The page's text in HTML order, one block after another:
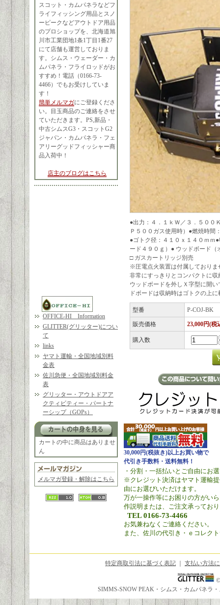
スコット・カムパネラなどフ
ライフィッシング用品とスノ
ーピークなどアウトドア用品
のプロショップを、北海道旭
川市工業団地1条1丁目1番27
にて店舗も運営しておりま
す。シムス・ウェーダー・カ
ムパネラ・フライロッドがお
すすめ！電話（0166-73-
4466）でもお受けしていま
す！
簡単メルマガにご登録くださ
い。目玉商品のご連絡をさせ
ていただきます。PS,新品・
中古シムスG3・スコットG2
ジャパン・カムパネラ・フェ
アリーグッドフィッシャー商
品入荷中！
店主のブログはこちら
OFFICE-HI Information
GLITTER(グリッター)につい
て
links
ヤマト運輸・全国地域別料
金表
佐川急便・全国地域別料金
表
グリッター・アウトドアア
クティビティー・パートナ
ーシップ（GOPs）
カートの中に商品はありませ
ん
メルマガ登録・解除はこちら
●出力：４．１ｋＷ／３．５００
Ｐ５００ガス使用時）●燃焼時間
●ゴトク径：４１０ｘ１４０ｍｍ
ード４９０ｇ）● ウッドボード（
□ ガスカートリッジ別売
※圧電点火装置は付属しておりま
非常にすっきりとコンパクトに
ウッドボードを外しＸ字型に開
ドボードは収納時はゴトクの上
型番 P-COJ-BK
販売価格 23,000円(税
購入数
30,000円(税抜き)以上お買い物で
代引き手数料・送料無料！
・分割・一括払いとご自由にお
※クレジット決済はヤマト運輸
由にお選びいただけます。
万が一操作等にお困りの方がい
作説明または、ご注文承ってお
TEL 0166-73-4466
お気兼ねなくご連絡ください。
また、佐川の代引き・ｅコレク
特定商取引法に基づく表記 支払い方法
SIMMS-SNOW PEAK・シムス・カムパネラ